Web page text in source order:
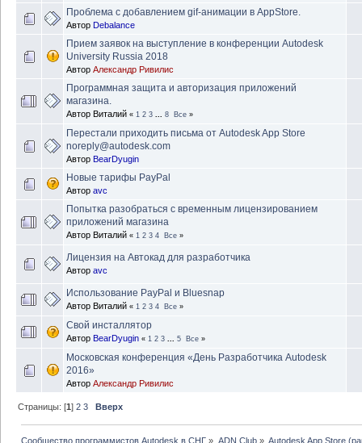
Проблема с добавлением gif-анимации в AppStore.
Автор Debalance
Прием заявок на выступление в конференции Autodesk
University Russia 2018
Автор Александр Ривилис
Программная защита и авторизация приложений
магазина.
Автор Виталий « 1 2 3 8 Все »
Перестали приходить письма от Autodesk App Store
noreply@autodesk.com
Автор BearDyugin
Новые тарифы PayPal
Автор avc
Попытка разобраться с временным лицензированием
приложений магазина
Автор Виталий « 1 2 3 4 Все »
Лицензия на Автокад для разработчика
Автор avc
Использование PayPal и Bluesnap
Автор Виталий « 1 2 3 4 Все »
Свой инсталлятор
Автор BearDyugin « 1 2 3 5 Все »
Московская конференция «День Разработчика Autodesk
2016»
Автор Александр Ривилис
Страницы: [1]2 3 Вверх
Сообщество программистов Autodesk в СНГ » ADN Club» Autodesk App Store